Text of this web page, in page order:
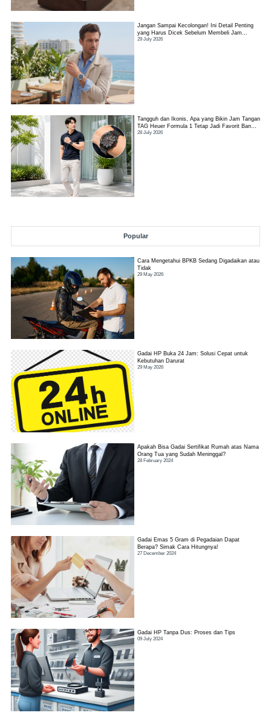
Jangan Sampai Kecolongan! Ini Detail Penting
yang Harus Dicek Sebelum Membeli Jam
Tangan TAG Heuer Link
29 July 2026
Tangguh dan Ikonis, Apa yang Bikin Jam Tangan
TAG Heuer Formula 1 Tetap Jadi Favorit Banyak
Orang?
28 July 2026
Popular
Cara Mengetahui BPKB Sedang Digadaikan atau
Tidak
29 May 2026
Gadai HP Buka 24 Jam: Solusi Cepat untuk
Kebutuhan Darurat
29 May 2026
Apakah Bisa Gadai Sertifikat Rumah atas Nama
Orang Tua yang Sudah Meninggal?
28 February 2024
Gadai Emas 5 Gram di Pegadaian Dapat
Berapa? Simak Cara Hitungnya!
27 December 2024
Gadai HP Tanpa Dus: Proses dan Tips
09 July 2024